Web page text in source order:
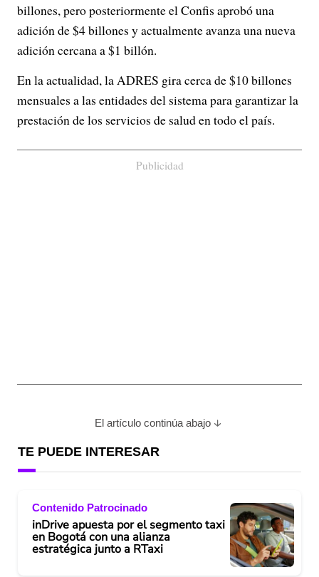
billones, pero posteriormente el Confis aprobó una
adición de $4 billones y actualmente avanza una nueva
adición cercana a $1 billón.
En la actualidad, la ADRES gira cerca de $10 billones
mensuales a las entidades del sistema para garantizar la
prestación de los servicios de salud en todo el país.
Publicidad
El artículo continúa abajo
TE PUEDE INTERESAR
Contenido Patrocinado
inDrive apuesta por el segmento taxi
en Bogotá con una alianza
estratégica junto a RTaxi